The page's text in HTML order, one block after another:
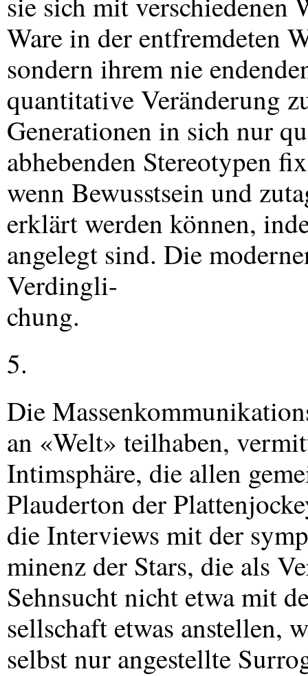
Ware in der entfremdeten
sondern ihrem nie
quantitative Veränderung
Generationen in sich nur
abhebenden Stereotypen
wenn Bewusstsein und
erklärt werden können,
angelegt sind. Die
Verdingli-
chung.
5.
Die
an «Welt» teilhaben,
Intimsphäre, die allen
Plauderton der
die Interviews mit der
minenz der Stars, die als
Sehnsucht nicht etwa mit
sellschaft etwas anstellen,
selbst nur angestellte